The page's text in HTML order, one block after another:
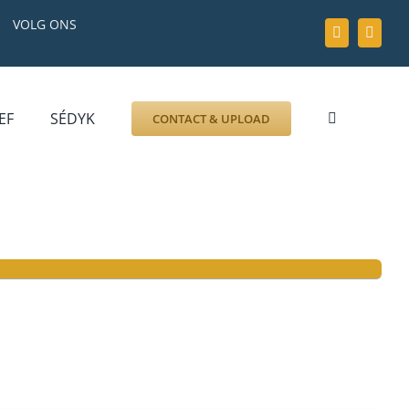
VOLG ONS
GRAFZERK
ALLLES
SÉDYK CONTACT & UPLOAD